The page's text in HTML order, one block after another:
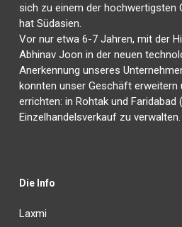
sich zu einem der hochwertigsten
hat Südasien.
Vor nur etwa 6-7 Jahren, mit der
Abhinav Joon in der neuen
Anerkennung unseres
konnten unser Geschäft erweitern
errichten: in Rohtak und Faridabad
Einzelhandelsverkauf zu verwalten.
Die Info
Laxmi